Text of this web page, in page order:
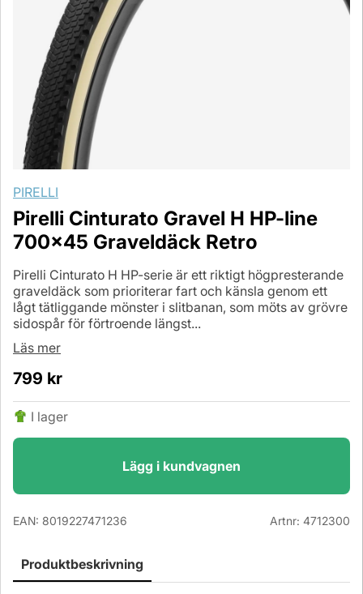
PIRELLI
Pirelli Cinturato Gravel H HP-line
700x45 Graveldäck Retro
Pirelli Cinturato H HP-serie är ett riktigt högpresterande
graveldäck som prioriterar fart och känsla genom ett
lågt tätliggande mönster i slitbanan, som möts av grövre
sidospår för förtroende längst...
Läs mer
799 kr
I lager
Lägg i kundvagnen
EAN: 8019227471236 Artnr: 4712300
Produktbeskrivning